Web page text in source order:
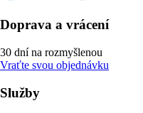
Doprava a vrácení
30 dní na rozmyšlenou
Vraťte svou objednávku
Služby